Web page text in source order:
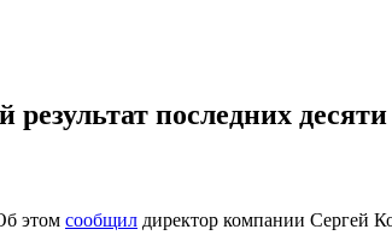
последних десяти
этом сообщил директор компании Сергей